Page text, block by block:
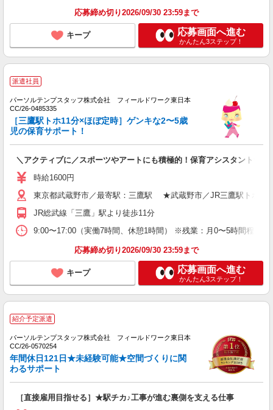
応募締め切り2026/09/30 23:59まで
キープ 応募画面へ進む
かんたん3ステップ！
派遣社員
パーソルテンプスタッフ株式会社 フィールドワーク東日本
CC/26-0485335
［三鷹駅トホ11分×ほぼ定時］ゲンキな2〜5歳
児の保育サポート！
＼アクティブに／スポーツやアートにも積極的！保育アシスタント★三
時給1600円
東京都武蔵野市／最寄駅：三鷹駅 ★武蔵野市／JR三鷹駅トホ圏
JR総武線「三鷹」駅より徒歩11分
9:00〜17:00（実働7時間、休憩1時間） ※残業：月0〜5時間程度
応募締め切り2026/09/30 23:59まで
キープ 応募画面へ進む
かんたん3ステップ！
紹介予定派遣
パーソルテンプスタッフ株式会社 フィールドワーク東日本
CC/26-0570254
年間休日121日★未経験可能★空間づくりに関
わるサポート
［直接雇用目指せる］★駅チカ♪工事が進む裏側を支える仕事